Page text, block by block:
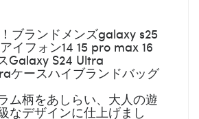
ブランドメンズgalaxy s25
イフォン14 15 pro max 16
Galaxy S24 Ultra
ケースハイブランドバッグ
ム柄をあしらい、大人の遊
なデザインに仕上げまし